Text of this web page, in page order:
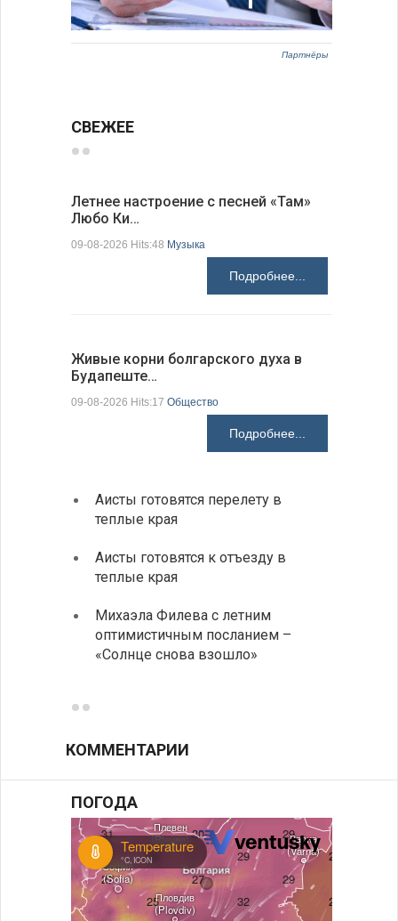
Партнёры
СВЕЖЕЕ
Летнее настроение с песней «Там»
Любо Ки…
09-08-2026 Hits:48 Музыка
Подробнее...
Живые корни болгарского духа в
Будапеште…
09-08-2026 Hits:17 Общество
Подробнее...
Аисты готовятся перелету в
теплые края
Аисты готовятся к отъезду в
теплые края
Михаэла Филева с летним
оптимистичным посланием –
«Солнце снова взошло»
КОММЕНТАРИИ
ПОГОДА